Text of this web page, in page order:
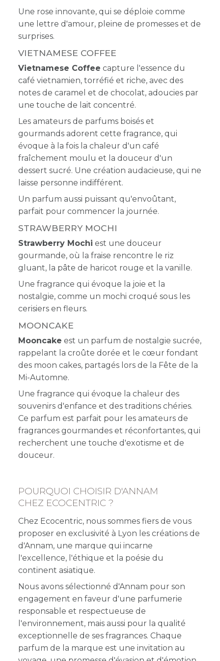
Une rose innovante, qui se déploie comme
une lettre d'amour, pleine de promesses et de
surprises.
VIETNAMESE COFFEE
Vietnamese Coffee capture l'essence du
café vietnamien, torréfié et riche, avec des
notes de caramel et de chocolat, adoucies par
une touche de lait concentré.
Les amateurs de parfums boisés et
gourmands adorent cette fragrance, qui
évoque à la fois la chaleur d'un café
fraîchement moulu et la douceur d'un
dessert sucré. Une création audacieuse, qui ne
laisse personne indifférent.
Un parfum aussi puissant qu'envoûtant,
parfait pour commencer la journée.
STRAWBERRY MOCHI
Strawberry Mochi est une douceur
gourmande, où la fraise rencontre le riz
gluant, la pâte de haricot rouge et la vanille.
Une fragrance qui évoque la joie et la
nostalgie, comme un mochi croqué sous les
cerisiers en fleurs.
MOONCAKE
Mooncake est un parfum de nostalgie sucrée,
rappelant la croûte dorée et le cœur fondant
des moon cakes, partagés lors de la Fête de la
Mi-Automne.
Une fragrance qui évoque la chaleur des
souvenirs d'enfance et des traditions chéries.
Ce parfum est parfait pour les amateurs de
fragrances gourmandes et réconfortantes, qui
recherchent une touche d'exotisme et de
douceur.
POURQUOI CHOISIR D'ANNAM
CHEZ ECOCENTRIC ?
Chez Ecocentric, nous sommes fiers de vous
proposer en exclusivité à Lyon les créations de
d'Annam, une marque qui incarne
l'excellence, l'éthique et la poésie du
continent asiatique.
Nous avons sélectionné d'Annam pour son
engagement en faveur d'une parfumerie
responsable et respectueuse de
l'environnement, mais aussi pour la qualité
exceptionnelle de ses fragrances. Chaque
parfum de la marque est une invitation au